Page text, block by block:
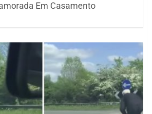
Em Casamento